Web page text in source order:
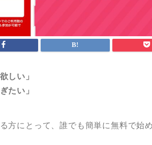
しい」
たい」
方にとって、誰でも簡単に無料で始